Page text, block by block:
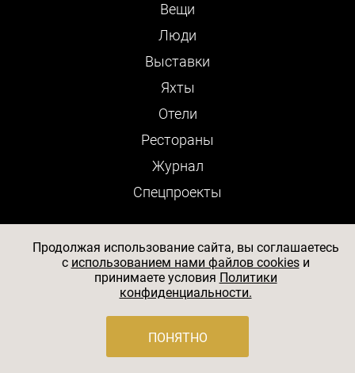
Вещи
Люди
Выставки
Яхты
Отели
Рестораны
Журнал
Cпецпроекты
Опубликуйте проект
SALON-interior — авторитетный российский журнал о
дизайне и архитектуре. Все новое в декоре интерьеров,
что создается в стране и мире, находит свое
отражение в журнале, помогая читателям всегда быть
Продолжая использование сайта, вы соглашаетесь
c использованием нами файлов cookiesи
принимаете условия Политики
конфиденциальности.
ПОНЯТНО